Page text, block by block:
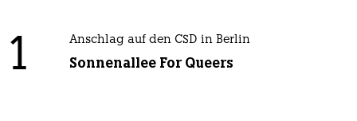
1 Anschlag auf den CSD in Berlin
Sonnenallee For Queers